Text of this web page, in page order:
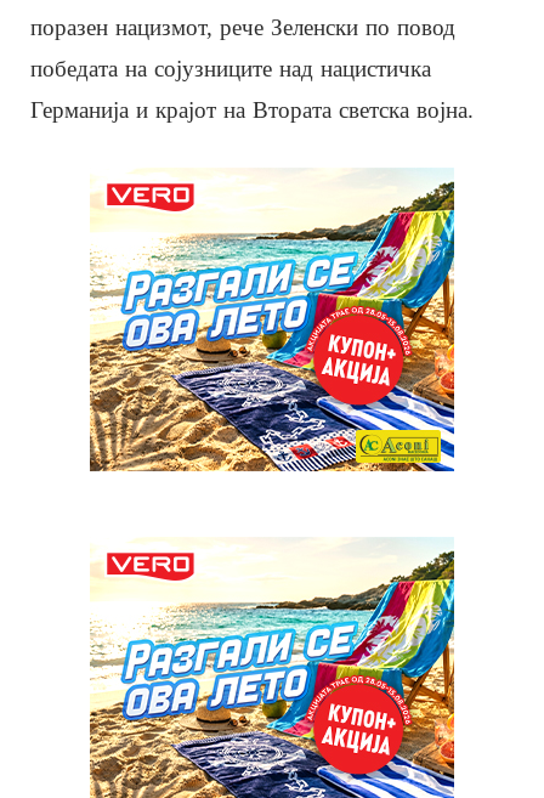
поразен нацизмот, рече Зеленски по повод
победата на сојузниците над нацистичка
Германија и крајот на Втората светска војна.